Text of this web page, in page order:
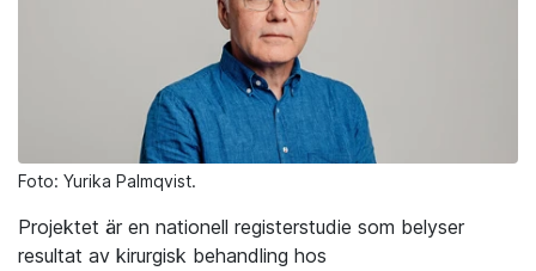
Foto: Yurika Palmqvist.
Projektet är en nationell registerstudie som belyser
resultat av kirurgisk behandling hos